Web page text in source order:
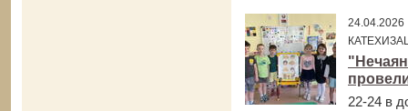
22-24 в